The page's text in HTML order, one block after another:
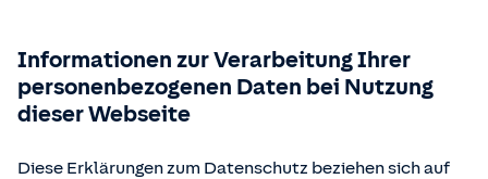
Informationen zur Verarbeitung Ihrer
personenbezogenen Daten bei Nutzung
dieser Webseite
Diese Erklärungen zum Datenschutz beziehen sich auf